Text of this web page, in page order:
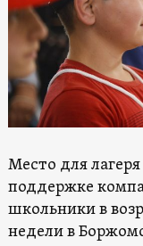
Место для
поддержке
школьники в
недели в